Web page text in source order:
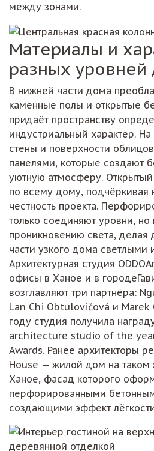
между зонами.
Материалы и
разных уровней
В нижней части дома
каменные полы и открытые
придаёт пространству
индустриальный характер.
стены и поверхности
панелями, которые создают
уютную атмосферу. Открытый
по всему дому, подчёркивая
честность проекта.
только соединяют уровни, но
проникновению света,
части узкого дома
Архитектурная студия
офисы в Ханое и в
возглавляют три партнёра:
Lan Chi Obtulovičová и
году студия получила
architecture studio of the
Awards. Ранее архитекторы
House — жилой дом на таком
Ханое, фасад которого
перфорированными
создающими эффект